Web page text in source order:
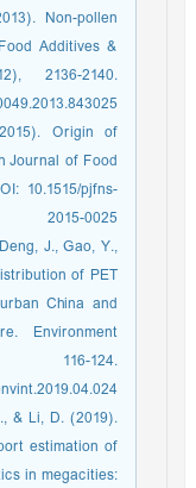
Non-pollen
Additives &
2136-2140.
Origin of
Journal of Food
10.1515/pjfns-
2015-0025
J., Gao, Y.,
of PET
China and
Environment
124.
& Li, D. (2019).
estimation of
in megacities: